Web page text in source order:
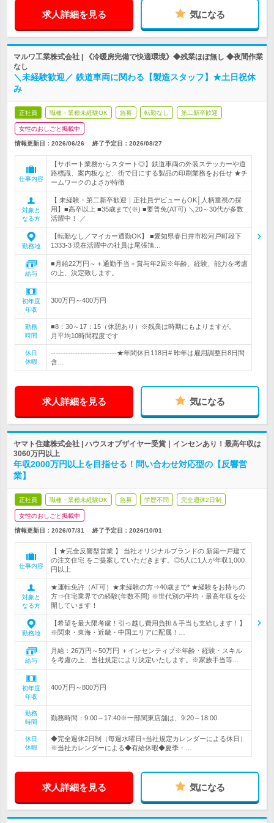
求人詳細を見る 気になる
マルワ工業株式会社 | 《冷暖房完備で快適環境》◆残業ほぼ無し ◆夜間作業
なし
＼未経験歓迎／ 鉄道車両に関わる【製造スタッフ】★土日祝休
み
正社員 職種・業種未経験OK 急募 転勤なし 第二新卒歓迎
女性のおしごと掲載中
情報更新日：2026/06/26 終了予定日： 2026/08/27
仕事内容
【サポート業務からスタート◎】鉄道車両の外装ステッカーや道
路標識、案内板など、街で目にする製品の印刷業務をお任せ ★チ
ームワークのよさが特徴
対象と
なる方
【 未経験・第二新卒歓迎｜正社員デビューもOK│人柄重視の採
用】■高卒以上 ■35歳まで(※) ■要普免(AT可) ＼20～30代が多数
活躍中！ ／
勤務地
【転勤なし／マイカー通勤OK】 ■愛知県春日井市松河戸町段下
1333-3 現在活躍中の社員は尾張旭…
給与
■月給22万円～＋通勤手当＋賞与年2回※年齢、経験、能力を考慮
の上、決定致します。
初年度
年収
300万円～400万円
勤務
時間
■8：30～17：15（休憩あり）※残業は時期にもよりますが。
月平均10時間程度です
休日
休暇
---------------------------★年間休日118日# 昨年は雇用調整日8日間
含…
求人詳細を見る 気になる
ヤマト住建株式会社 | ハウスオブザイヤー受賞｜インセンあり！最高年収は
3060万円以上
年収2000万円以上を目指せる！問い合わせ対応型の【反響営
業】
正社員 職種・業種未経験OK 急募 学歴不問 完全週休2日制
女性のおしごと掲載中
情報更新日：2026/07/31 終了予定日： 2026/10/01
仕事内容
【 ★完全反響型営業 】 当社オリジナルブランドの 新築一戸建て
の注文住宅 をご提案していただきます。◎5人に1人が年収1,000
円以上
対象と
なる方
★運転免許（AT可）★未経験の方⇒40歳まで* ★経験をお持ちの
方⇒住宅業界での経験(年数不問) ※世代別の平均・最高年収を公
開しています！
勤務地
【希望を最大限考慮！引っ越し費用負担＆手当も支給します！】
※関東・東海・近畿・中国エリアに配属！…
給与
月給：26万円～50万円 ＋インセンティブ※年齢・経験・スキル
を考慮の上、当社規定により決定いたします。※家族手当等…
初年度
年収
400万円～800万円
勤務
時間
勤務時間：9:00～17:40※一部関東店舗は、9:20～18:00
休日
休暇
◆完全週休2日制（毎週水曜日+当社規定カレンダーによる休日）
※当社カレンダーによる◆有給休暇◆夏季・…
求人詳細を見る 気になる